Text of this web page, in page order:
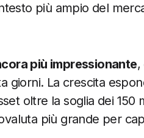
più ampio del
più impressionante,
giorni. La crescita
oltre la soglia dei 150
più grande per